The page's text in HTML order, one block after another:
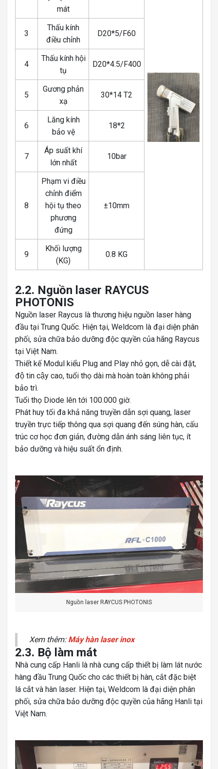
mát
3
Thấu kính
điều chỉnh
D20*5/F60
4
Thấu kính hội
tụ
D20*4.5/F400
5
Gương phản
xạ
30*14 T2
6
Lăng kính
bảo vệ
18*2
7
Áp suất khí
lớn nhất
10bar
8
Phạm vi điều
chỉnh điểm
hội tụ theo
phương
đứng
±10mm
9
Khối lượng
(KG)
0.8 KG
2.2. Nguồn laser RAYCUS
PHOTONIS
Nguồn laser Raycus là thương hiệu nguồn laser hàng
đầu tại Trung Quốc. Hiện tại, Weldcom là đại diện phân
phối, sửa chữa bảo dưỡng độc quyền của hãng Raycus
tại Việt Nam.
Thiết kế Modul kiểu Plug and Play nhỏ gọn, dễ cài đặt,
độ tin cậy cao, tuổi thọ dài mà hoàn toàn không phải
bảo trì.
Tuổi thọ Diode lên tới 100.000 giờ.
Phát huy tối đa khả năng truyền dẫn sợi quang, laser
truyền trực tiếp thông qua sợi quang đến súng hàn, cấu
trúc cơ học đơn giản, đường dẫn ánh sáng liên tục, ít
bảo dưỡng và hiệu suất ổn định.
Nguồn laser RAYCUS PHOTONIS
Xem thêm: Máy hàn laser inox
2.3. Bộ làm mát
Nhà cung cấp Hanli là nhà cung cấp thiết bị làm lát nước
hàng đầu Trung Quốc cho các thiết bị hàn, cắt đặc biệt
lá cắt và hàn laser. Hiện tại, Weldcom là đại diện phân
phối, sửa chữa bảo dưỡng độc quyền của hãng Hanli tại
Việt Nam.